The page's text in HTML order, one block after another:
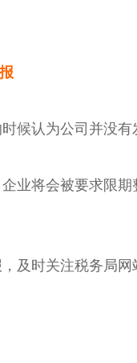
候认为公司并没
业将会被要求限
及时关注税务局